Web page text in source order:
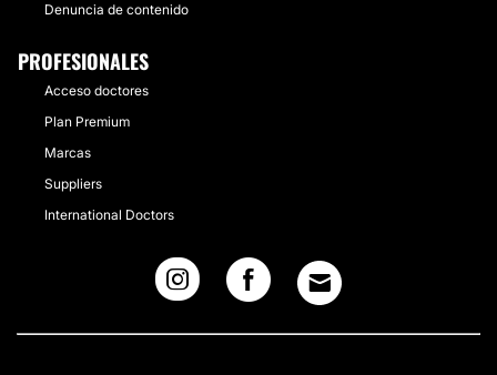
Denuncia de contenido
PROFESIONALES
Acceso doctores
Plan Premium
Marcas
Suppliers
International Doctors